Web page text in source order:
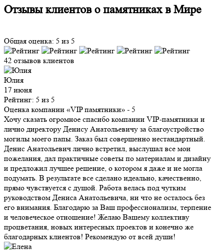
Отзывы клиентов о памятниках в Мире
Общая оценка: 5 из 5
42 отзывов клиентов
Юлия
17 июня
Рейтинг: 5 из 5
Оценка компании «VIP памятники» - 5
Хочу сказать огромное спасибо компании VIP-памятники и
лично директору Денису Анатольевичу за благоустройство
могилы моего папы. Заказ был совершенно нестандартный.
Денис Анатольевич лично встретил, выслушал все мои
пожелания, дал практичные советы по материалам и дизайну
и предложил лучшее решение, о котором я даже и не могла
подумать. В результате все сделано идеально, качественно,
прямо чувствуется с душой. Работа велась под чутким
руководством Дениса Анатольевича, ни что не осталось без
его внимания. Благодарю за Ваш профессионализм, терпение
и человеческое отношение! Желаю Вашему коллективу
процветания, новых интересных проектов и конечно же
благодарных клиентов! Рекомендую от всей души!